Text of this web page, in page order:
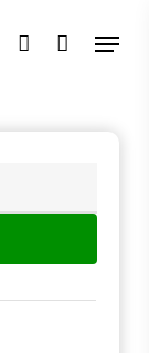
account
Menu